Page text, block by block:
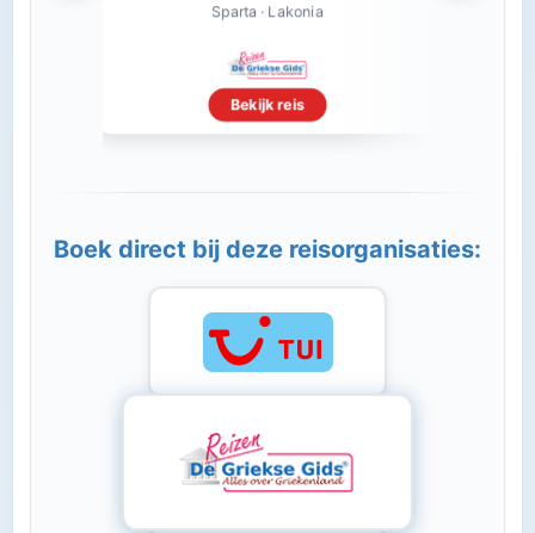
Sparta · Lakonia
Bekijk reis
Boek direct bij deze reisorganisaties: